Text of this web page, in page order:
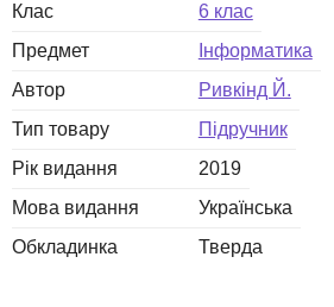
Клас
6 клас
Предмет
Інформатика
Автор
Ривкінд Й.
Тип товару
Підручник
Рік видання
2019
Мова видання
Українська
Обкладинка
Тверда